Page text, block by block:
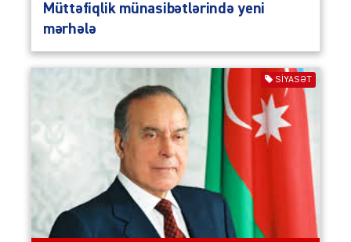
Müttəfiqlik münasibətlərində yeni
mərhələ
SIYASƏT